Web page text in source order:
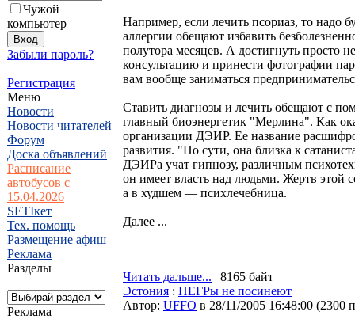
Чужой
компьютер
Забыли пароль?
Регистрация
Меню
Новости
Новости читателей
Форум
Доска объявлений
Расписание
автобусов с
15.04.2026
SETIкет
Тех. помощь
Размещение афиш
Реклама
Разделы
Реклама
Например, если лечить псориаз, то надо
аллергии обещают избавить
полутора месяцев. А достигнуть просто
консультацию и принести фотографии
вам вообще заниматься
Ставить диагнозы и лечить обещают с
главный биоэнергетик "Мерлина". Как
организации ДЭИР. Ее название
развития. "По сути, она близка к
ДЭИРа учат гипнозу, различным
он имеет власть над людьми. Жертв
а в худшем — психлечебница.
Далее ...
Читать дальше... | 8165 байт
Эстония : НЕГРы не посинеют
Автор: UFFO в 28/11/2005 16:48:00 (2300